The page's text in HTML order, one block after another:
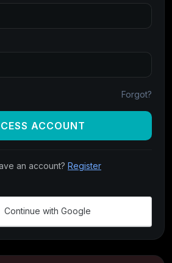
Forgot?
ACCOUNT
an account? Register
Continue with Google